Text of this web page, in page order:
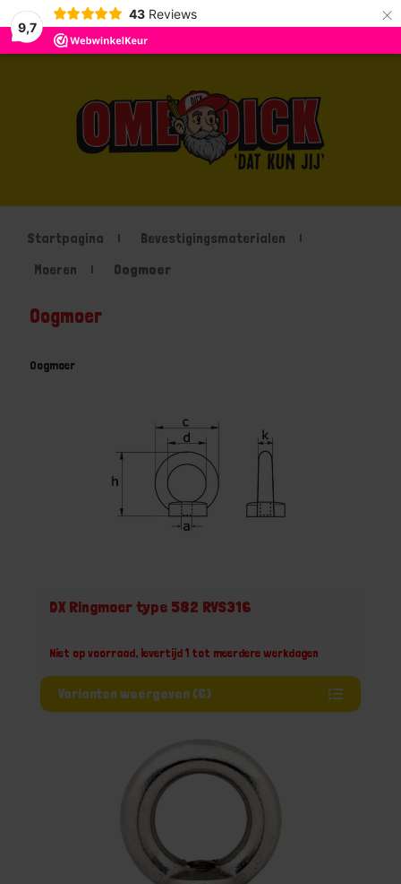
9,7
43 Reviews ×
Startpagina
Bevestigingsmaterialen
Moeren
Oogmoer
Oogmoer
Oogmoer
DX Ringmoer type 582 RVS316
Niet op voorraad, levertijd 1 tot meerdere werkdagen
Varianten weergeven (6)